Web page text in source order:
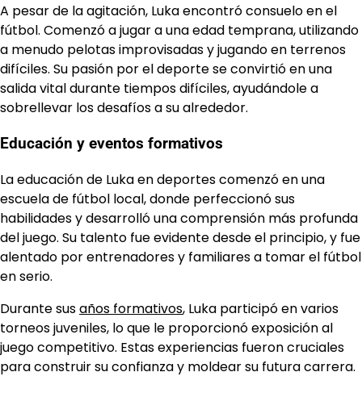
A pesar de la agitación, Luka encontró consuelo en el
fútbol. Comenzó a jugar a una edad temprana, utilizando
a menudo pelotas improvisadas y jugando en terrenos
difíciles. Su pasión por el deporte se convirtió en una
salida vital durante tiempos difíciles, ayudándole a
sobrellevar los desafíos a su alrededor.
Educación y eventos formativos
La educación de Luka en deportes comenzó en una
escuela de fútbol local, donde perfeccionó sus
habilidades y desarrolló una comprensión más profunda
del juego. Su talento fue evidente desde el principio, y fue
alentado por entrenadores y familiares a tomar el fútbol
en serio.
Durante susaños formativos, Luka participó en varios
torneos juveniles, lo que le proporcionó exposición al
juego competitivo. Estas experiencias fueron cruciales
para construir su confianza y moldear su futura carrera.